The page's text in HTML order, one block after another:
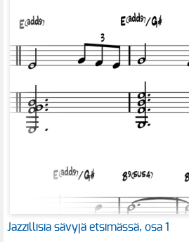
Jazzillisia sävyjä etsimässä, osa 1